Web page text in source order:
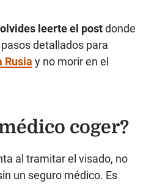
leerte el postdonde
detallados para
Rusia y no morir en el
coger?
al tramitar el visado, no
un seguro médico. Es